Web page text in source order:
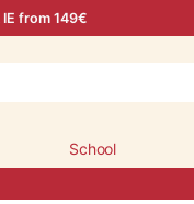
from 149€
School